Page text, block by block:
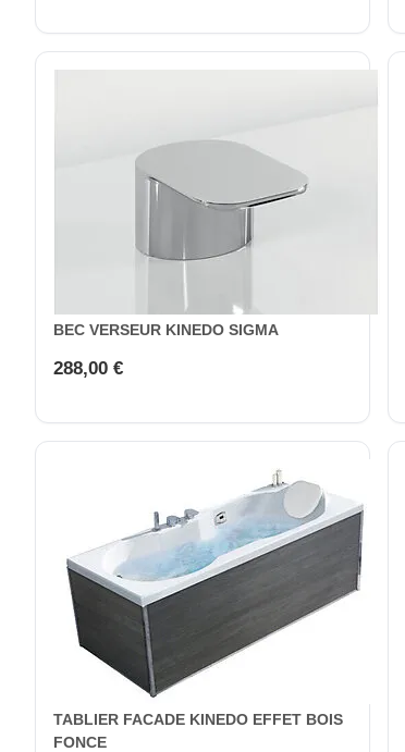
BEC VERSEUR KINEDO SIGMA
288,00 €
TABLIER FACADE KINEDO EFFET BOIS
FONCE